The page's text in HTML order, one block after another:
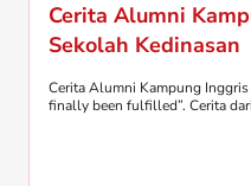
Cerita Alumni
Sekolah Kedinasan
Cerita Alumni Kampung
finally been fulfilled”. Cerita